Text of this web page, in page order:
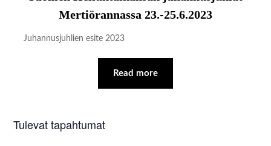
Mertiörannassa 23.-25.6.2023
Juhannusjuhlien esite 2023
Read more
Tulevat tapahtumat